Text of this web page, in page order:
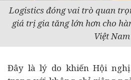
Logistics đóng vai trò quan
giá trị gia tăng lớn hơn cho
Việt Nam
Đây là lý do khiến Hội